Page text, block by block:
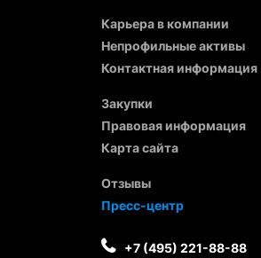
Карьера в компании
Непрофильные активы
Контактная информация
Закупки
Правовая информация
Карта сайта
Отзывы
Пресс-центр
+7 (495) 221-88-88